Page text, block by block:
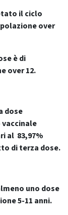
il ciclo
over
è di
over 12.
dose
al 83,97%
di terza dose.
uno dose
5-11 anni.